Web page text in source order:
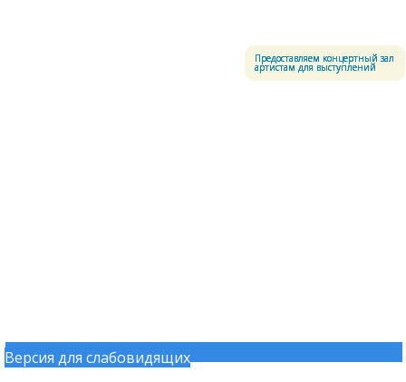
Версия для слабовидящих
Предоставляем концертный зал
артистам для выступлений
Перейти к содержимому